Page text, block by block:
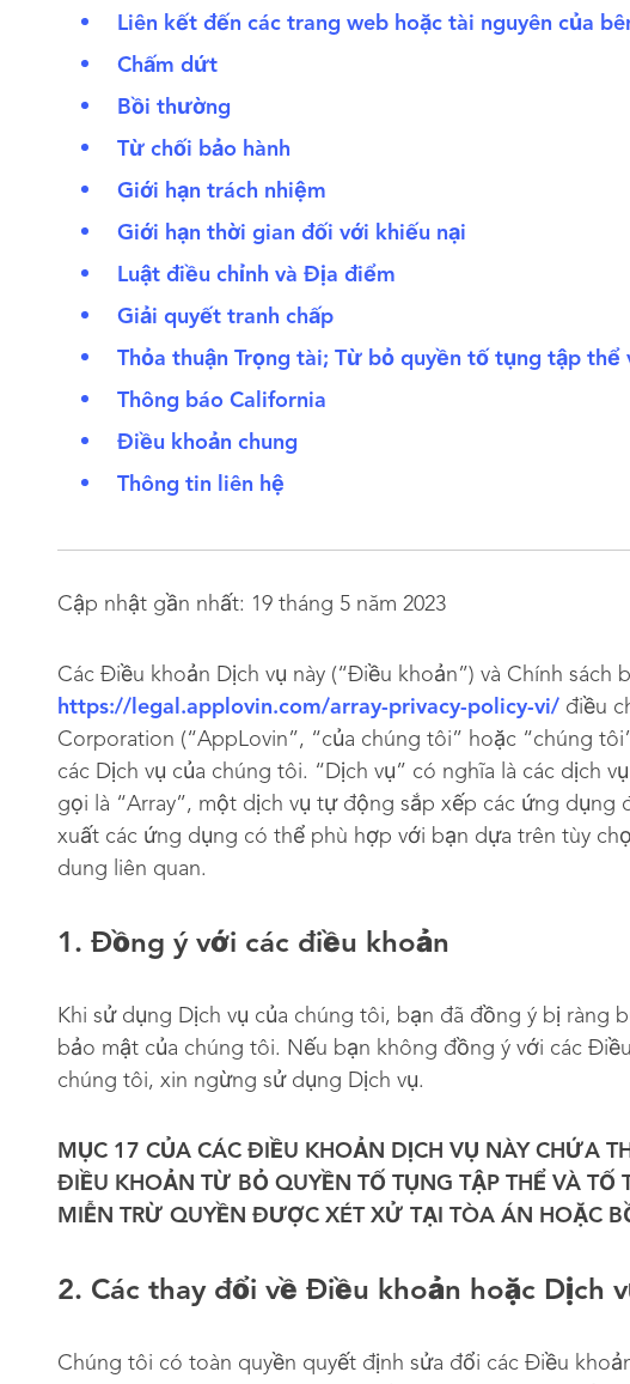
Liên kết đến các trang web hoặc tài nguyên của
Chấm dứt
Bồi thường
Từ chối bảo hành
Giới hạn trách nhiệm
Giới hạn thời gian đối với khiếu nại
Luật điều chỉnh và Địa điểm
Giải quyết tranh chấp
Thỏa thuận Trọng tài; Từ bỏ quyền tố tụng tập thể
Thông báo California
Điều khoản chung
Thông tin liên hệ
Cập nhật gần nhất: 19 tháng 5 năm 2023
Các Điều khoản Dịch vụ này (“Điều khoản”) và Chính sách
https://legal.applovin.com/array-privacy-policy-vi/ điều
Corporation (“AppLovin”, “của chúng tôi” hoặc “chúng
các Dịch vụ của chúng tôi. “Dịch vụ” có nghĩa là các dịch
gọi là “Array”, một dịch vụ tự động sắp xếp các ứng dụng
xuất các ứng dụng có thể phù hợp với bạn dựa trên tùy
dung liên quan.
1. Đồng ý với các điều khoản
Khi sử dụng Dịch vụ của chúng tôi, bạn đã đồng ý bị ràng
bảo mật của chúng tôi. Nếu bạn không đồng ý với các
chúng tôi, xin ngừng sử dụng Dịch vụ.
MỤC 17 CỦA CÁC ĐIỀU KHOẢN DỊCH VỤ NÀY CHỨA
ĐIỀU KHOẢN TỪ BỎ QUYỀN TỐ TỤNG TẬP THỂ VÀ
MIỄN TRỪ QUYỀN ĐƯỢC XÉT XỬ TẠI TÒA ÁN HOẶC
2. Các thay đổi về Điều khoản hoặc Dịch
Chúng tôi có toàn quyền quyết định sửa đổi các Điều